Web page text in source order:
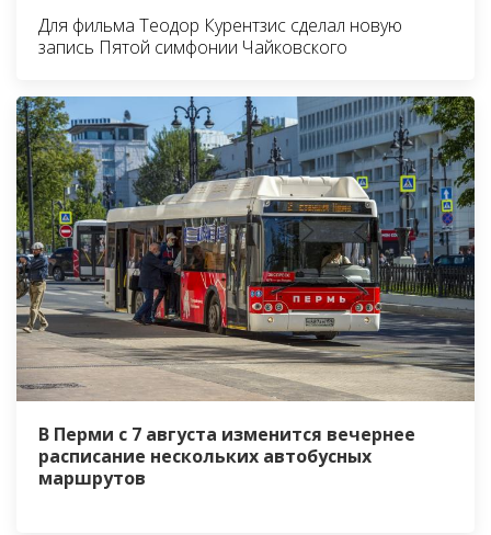
Для фильма Теодор Курентзис сделал новую
запись Пятой симфонии Чайковского
В Перми с 7 августа изменится вечернее
расписание нескольких автобусных
маршрутов